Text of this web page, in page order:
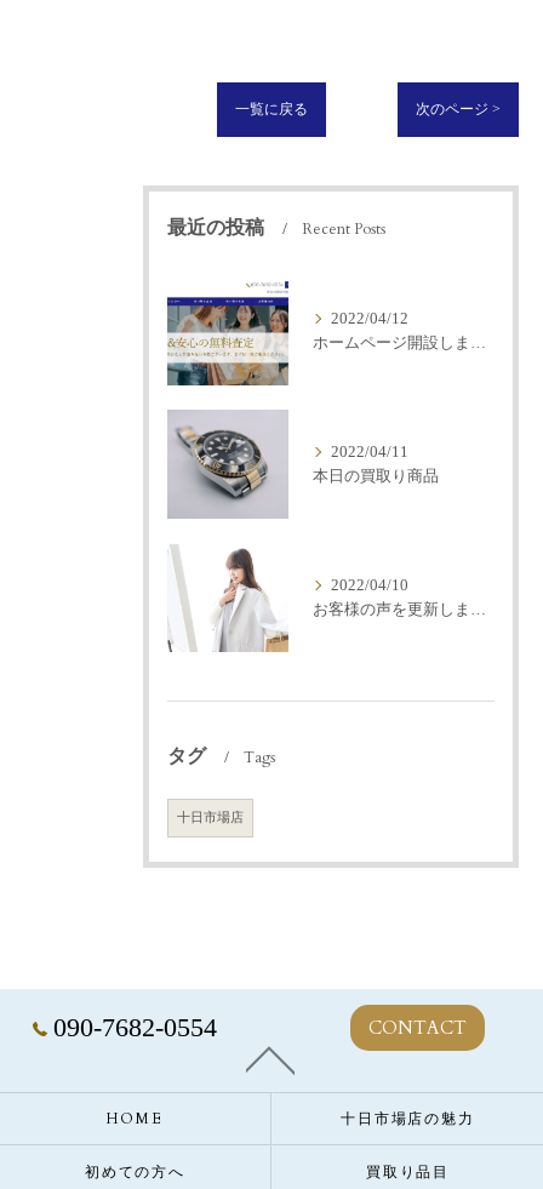
一覧に戻る 次のページ >
最近の投稿 Recent Posts
2022/04/12
ホームページ開設しました
2022/04/11
本日の買取り商品
2022/04/10
お客様の声を更新しました
タグ Tags
十日市場店
090-7682-0554 CONTACT
HOME 十日市場店の魅力
初めての方へ 買取り品目